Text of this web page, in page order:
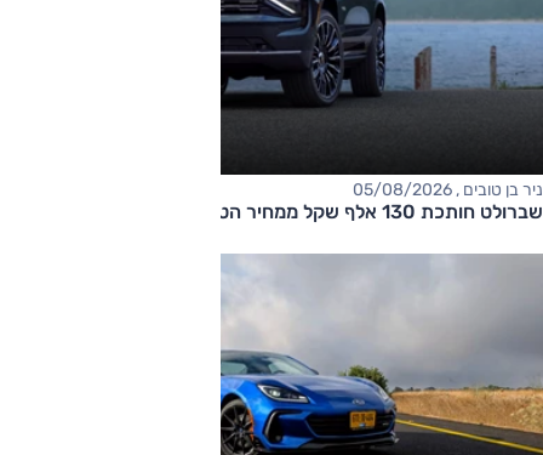
ניר בן טובים , 05/08/2026
שברולט חותכת 130 אלף שקל ממחיר הטאהו